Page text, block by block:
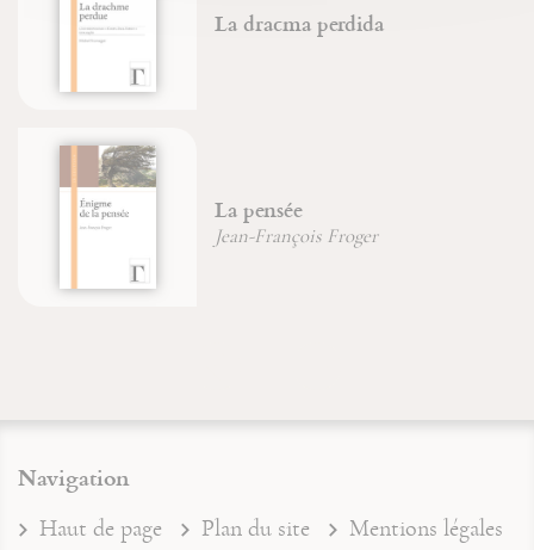
La dracma perdida
La pensée
Jean-François Froger
Navigation
Haut de page Plan du site
Mentions légales